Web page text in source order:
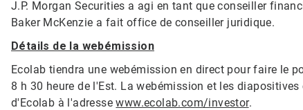
J.P. Morgan Securities a agi en tant que conseiller
Baker McKenzie a fait office de conseiller juridique.
Détails de la webémission
Ecolab tiendra une webémission en direct pour faire le
8 h 30 heure de l'Est. La webémission et les
d'Ecolab à l'adressewww.ecolab.com/investor.